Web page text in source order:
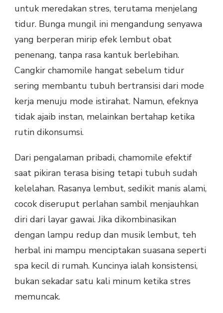
untuk meredakan stres, terutama menjelang
tidur. Bunga mungil ini mengandung senyawa
yang berperan mirip efek lembut obat
penenang, tanpa rasa kantuk berlebihan.
Cangkir chamomile hangat sebelum tidur
sering membantu tubuh bertransisi dari mode
kerja menuju mode istirahat. Namun, efeknya
tidak ajaib instan, melainkan bertahap ketika
rutin dikonsumsi.
Dari pengalaman pribadi, chamomile efektif
saat pikiran terasa bising tetapi tubuh sudah
kelelahan. Rasanya lembut, sedikit manis alami,
cocok diseruput perlahan sambil menjauhkan
diri dari layar gawai. Jika dikombinasikan
dengan lampu redup dan musik lembut, teh
herbal ini mampu menciptakan suasana seperti
spa kecil di rumah. Kuncinya ialah konsistensi,
bukan sekadar satu kali minum ketika stres
memuncak.